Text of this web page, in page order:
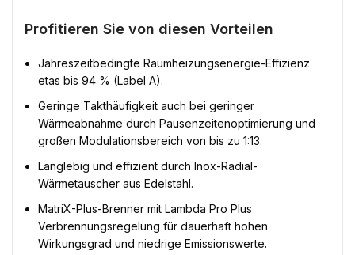
Profitieren Sie von diesen Vorteilen
Jahreszeitbedingte Raumheizungsenergie-Effizienz
etas bis 94 % (Label A).
Geringe Takthäufigkeit auch bei geringer
Wärmeabnahme durch Pausenzeitenoptimierung und
großen Modulationsbereich von bis zu 1:13.
Langlebig und effizient durch Inox-Radial-
Wärmetauscher aus Edelstahl.
MatriX-Plus-Brenner mit Lambda Pro Plus
Verbrennungsregelung für dauerhaft hohen
Wirkungsgrad und niedrige Emissionswerte.